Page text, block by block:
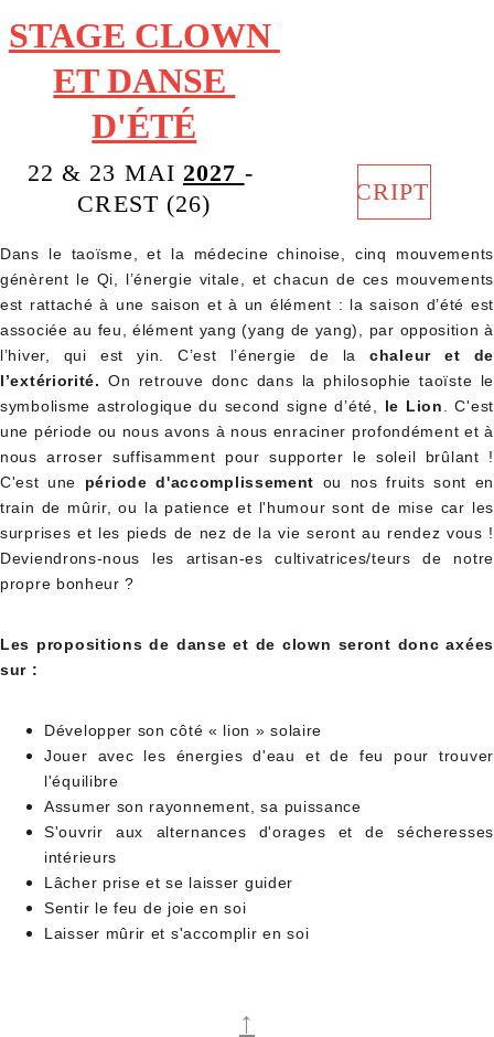
STAGE CLOWN
ET DANSE
D'ÉTÉ
22 & 23 MAI 2027 -
CREST (26)
INSCRIPTION
Dans le taoïsme, et la médecine chinoise, cinq mouvements
génèrent le Qi, l’énergie vitale, et chacun de ces mouvements
est rattaché à une saison et à un élément : la saison d’été est
associée au feu, élément yang (yang de yang), par opposition à
l’hiver, qui est yin. C’est l’énergie de lachaleur et de
l’extériorité. On retrouve donc dans la philosophie taoïste le
symbolisme astrologique du second signe d’été,
le Lion
. C'est
une période ou nous avons à nous enraciner profondément et à
nous arroser suffisamment pour supporter le soleil brûlant !
C'est une période d'accomplissement ou nos fruits sont en
train de mûrir, ou la patience et l'humour sont de mise car les
surprises et les pieds de nez de la vie seront au rendez vous !
Deviendrons-nous les artisan-es cultivatrices/teurs de notre
propre bonheur ?
Les propositions de danse et de clown seront donc axées
sur :
Développer son côté « lion » solaire
Jouer avec les énergies d'eau et de feu pour trouver
l'équilibre
Assumer son rayonnement, sa puissance
S'ouvrir aux alternances d'orages et de sécheresses
intérieurs
Lâcher prise et se laisser guider
Sentir le feu de joie en soi
Laisser mûrir et s'accomplir en soi
↑